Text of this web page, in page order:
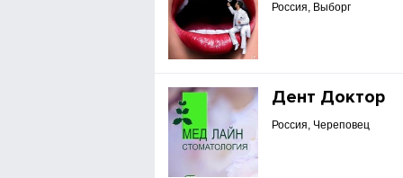
Россия, Выборг
Дент Доктор
Россия, Череповец